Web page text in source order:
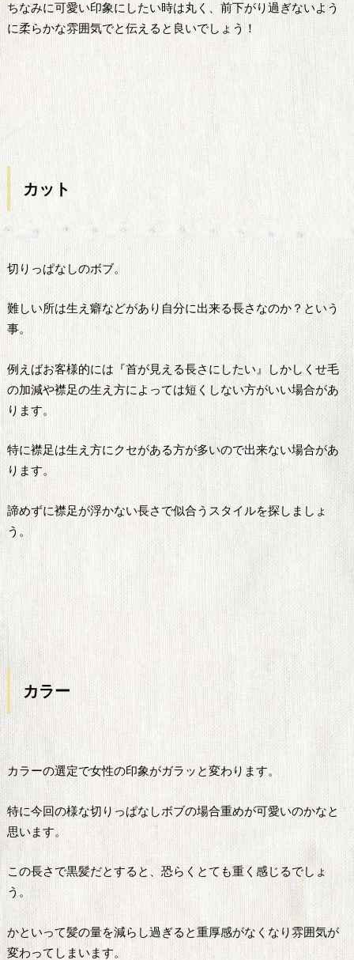
ちなみに可愛い印象にしたい時は丸く、前下がり過ぎないよう
に柔らかな雰囲気でと伝えると良いでしょう！
カット
切りっぱなしのボブ。
難しい所は生え癖などがあり自分に出来る長さなのか？という
事。
例えばお客様的には『首が見える長さにしたい』しかしくせ毛
の加減や襟足の生え方によっては短くしない方がいい場合があ
ります。
特に襟足は生え方にクセがある方が多いので出来ない場合があ
ります。
諦めずに襟足が浮かない長さで似合うスタイルを探しましょ
う。
カラー
カラーの選定で女性の印象がガラッと変わります。
特に今回の様な切りっぱなしボブの場合重めが可愛いのかなと
思います。
この長さで黒髪だとすると、恐らくとても重く感じるでしょ
う。
かといって髪の量を減らし過ぎると重厚感がなくなり雰囲気が
変わってしまいます。